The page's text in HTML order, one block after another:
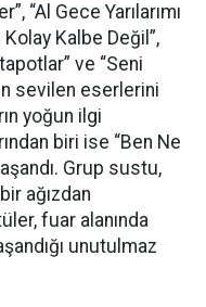
“Al Gece Yarılarımı
Kolay Kalbe Değil”,
ve “Seni
sevilen eserlerini
yoğun ilgi
biri ise “Ben Ne
Grup sustu,
ağızdan
fuar alanında
unutulmaz